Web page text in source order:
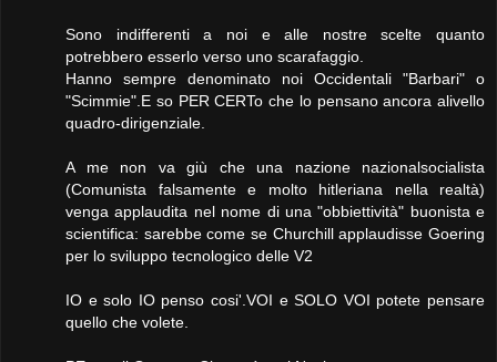
Sono indifferenti a noi e alle nostre scelte quanto
potrebbero esserlo verso uno scarafaggio.
Hanno sempre denominato noi Occidentali "Barbari" o
"Scimmie".E so PER CERTo che lo pensano ancora alivello
quadro-dirigenziale.
A me non va giù che una nazione nazionalsocialista
(Comunista falsamente e molto hitleriana nella realtà)
venga applaudita nel nome di una "obbiettività" buonista e
scientifica: sarebbe come se Churchill applaudisse Goering
per lo sviluppo tecnologico delle V2
IO e solo IO penso cosi'.VOI e SOLO VOI potete pensare
quello che volete.